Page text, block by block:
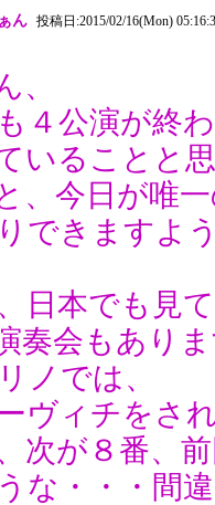
ん 投稿日:2015/02/16(Mon)
、
４公演が終
いることと
、今日が唯
できますよ
日本でも見
奏会もあり
ノでは、
ヴィチをさ
次が８番、
な・・・間